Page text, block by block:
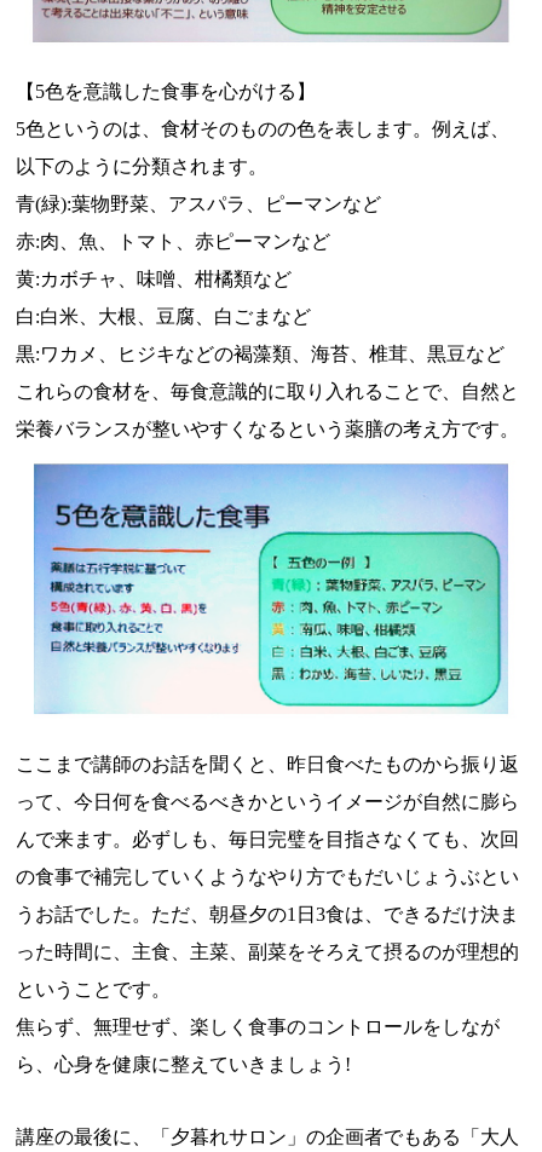
【5色を意識した食事を心がける】
5色というのは、食材そのものの色を表します。例えば、
以下のように分類されます。
青(緑):葉物野菜、アスパラ、ピーマンなど
赤:肉、魚、トマト、赤ピーマンなど
黄:カボチャ、味噌、柑橘類など
白:白米、大根、豆腐、白ごまなど
黒:ワカメ、ヒジキなどの褐藻類、海苔、椎茸、黒豆など
これらの食材を、毎食意識的に取り入れることで、自然と
栄養バランスが整いやすくなるという薬膳の考え方です。
ここまで講師のお話を聞くと、昨日食べたものから振り返
って、今日何を食べるべきかというイメージが自然に膨ら
んで来ます。 必ずしも、毎日完璧を目指さなくても、次回
の食事で補完していくようなやり方でもだいじょうぶとい
うお話でした。ただ、朝昼夕の1日3食は、できるだけ決ま
った時間に、主食、主菜、副菜をそろえて摂るのが理想的
ということです。
焦らず、無理せず、楽しく食事のコントロールをしなが
ら、心身を健康に整えていきましょう!
講座の最後に、「夕暮れサロン」の企画者でもある「大人